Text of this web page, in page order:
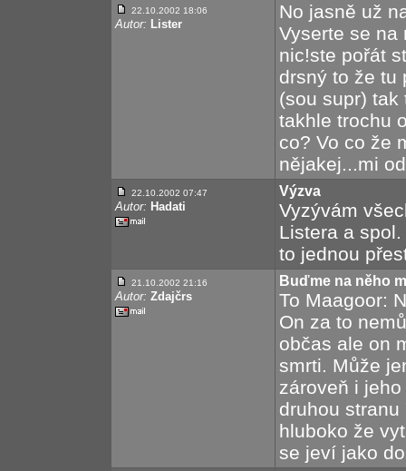
22.10.2002 18:06
Autor: Lister
No jasně už
Vyserte se na
nic!ste pořát
drsný to že tu
(sou supr) tak
takhle trochu
co? Vo co že
nějakej...mi
22.10.2002 07:47
Autor: Hadati
Výzva
Vyzývám
Listera a
to jednou
21.10.2002 21:16
Autor: Zdajčrs
Buďme na něho
To Maagoor:
On za to
občas ale on
smrti. Může
zároveň i
druhou
hluboko že
se jeví jako